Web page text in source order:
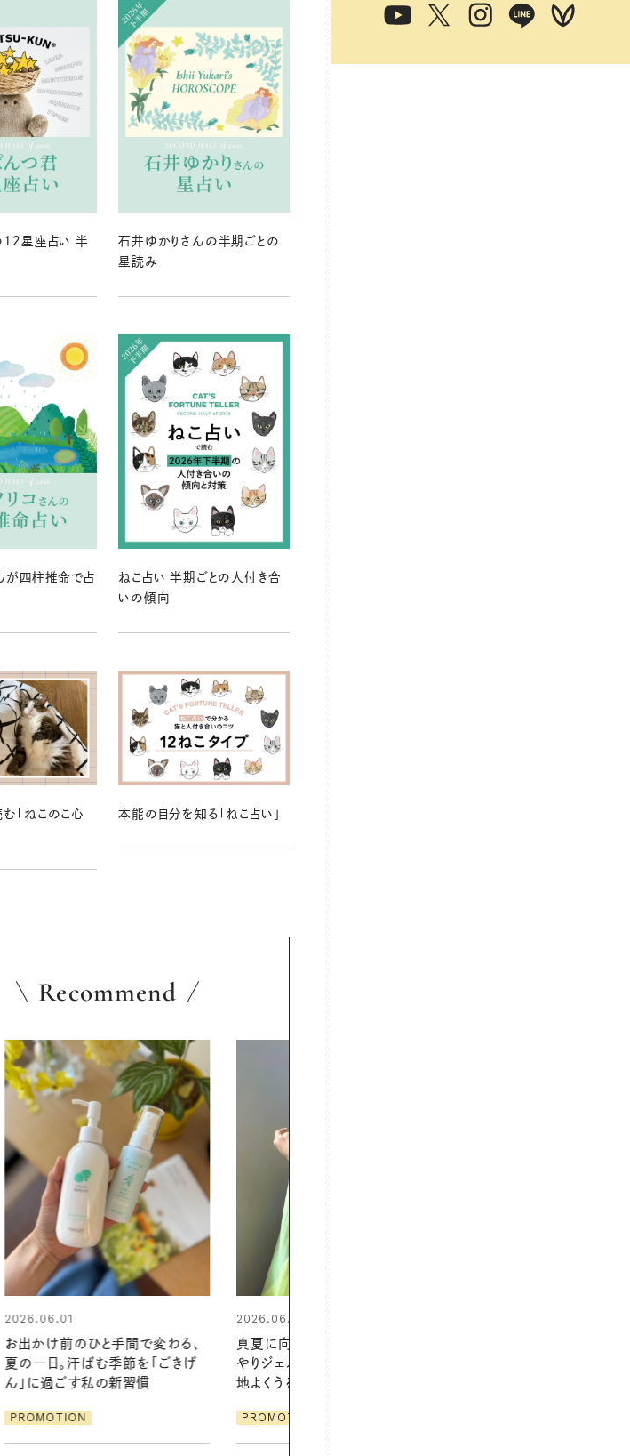
12星座占い 半
石井ゆかりさんの半期ごとの
星読み
が四柱推命で占
ねこ占い 半期ごとの人付き合
いの傾向
「ねこのこ心
本能の自分を知る「ねこ占い」
Recommend
2026.06.01
真夏に向けて、ハーブが香るひん
やりジェルと出合う。暑い季節に心
地よくうるおう、軽やかなボディケ
PROMOTION
2026.06.01
暑い夏のナイトルーティン。私を整
える夜の爽やかご褒美ケア